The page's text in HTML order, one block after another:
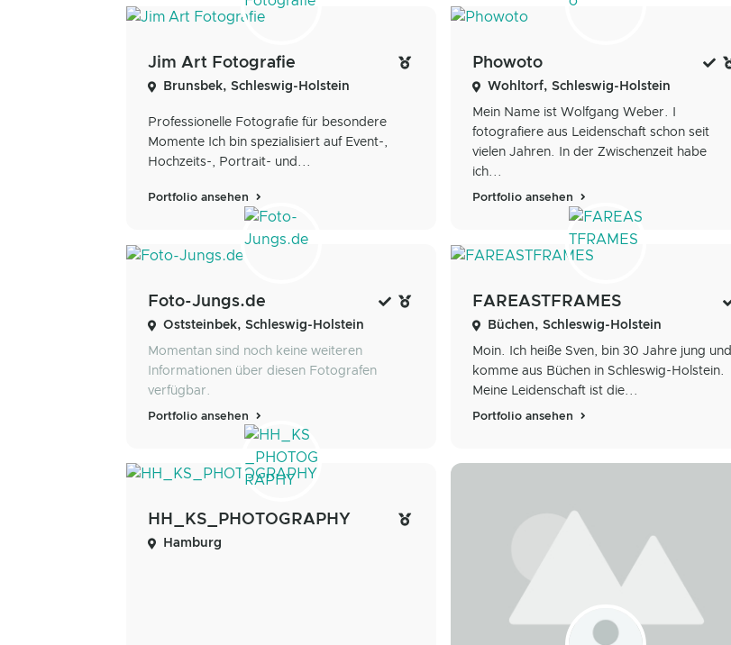
Jim Art Fotografie
Brunsbek, Schleswig-Holstein
Professionelle Fotografie für besondere
Momente Ich bin spezialisiert auf Event-,
Hochzeits-, Portrait- und...
Portfolio ansehen
Phowoto
Wohltorf, Schleswig-Holstein
Mein Name ist Wolfgang Weber. I
fotografiere aus Leidenschaft schon seit
vielen Jahren. In der Zwischenzeit habe
ich...
Portfolio ansehen
Foto-Jungs.de
Oststeinbek, Schleswig-Holstein
Momentan sind noch keine weiteren
Informationen über diesen Fotografen
verfügbar.
Portfolio ansehen
FAREASTFRAMES
Büchen, Schleswig-Holstein
Moin. Ich heiße Sven, bin 30 Jahre jung und
komme aus Büchen in Schleswig-Holstein.
Meine Leidenschaft ist die...
Portfolio ansehen
HH_KS_PHOTOGRAPHY
Hamburg